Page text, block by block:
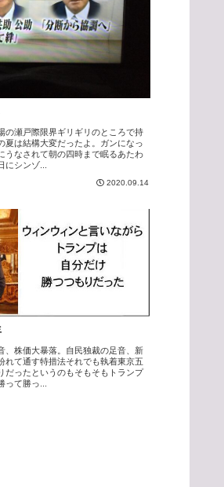
の瀬戸際限界ギリギリのところで持
夏は結構大変だったよ。ガンになっ
うなされて朝の四時まで眠るあたわ
シンゾ...
2020.09.14
、株価大暴落。自民独裁の足音、新
れて通す特措法それでも執着東京五
だったというのもそもそもトランプ
て勝っ...